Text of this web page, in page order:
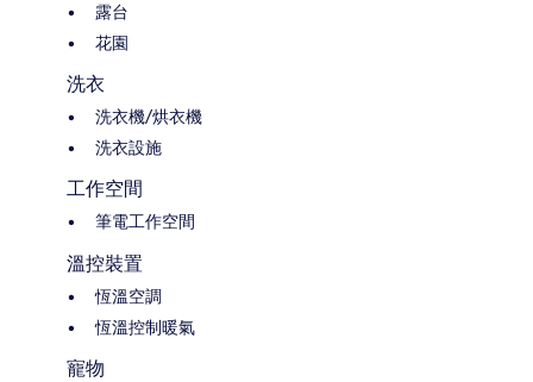
露台
花園
洗衣
洗衣機/烘衣機
洗衣設施
工作空間
筆電工作空間
溫控裝置
恆溫空調
恆溫控制暖氣
寵物